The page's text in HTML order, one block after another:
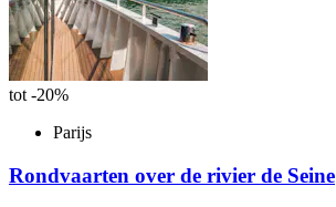
tot -20%
Parijs
Rondvaarten over de rivier de Seine